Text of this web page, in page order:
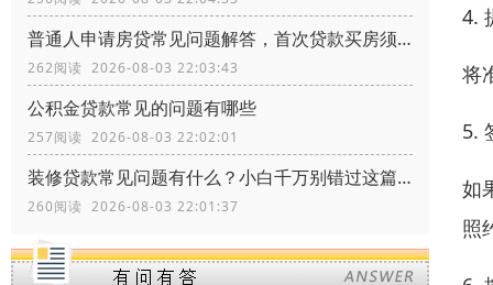
普通人申请房贷常见问题解答，首次贷款买房须知常识
262阅读 2026-08-03 22:03:43
公积金贷款常见的问题有哪些
257阅读 2026-08-03 22:02:01
装修贷款常见问题有什么？小白千万别错过这篇文章
260阅读 2026-08-03 22:01:37
4.
将
5.
如
照